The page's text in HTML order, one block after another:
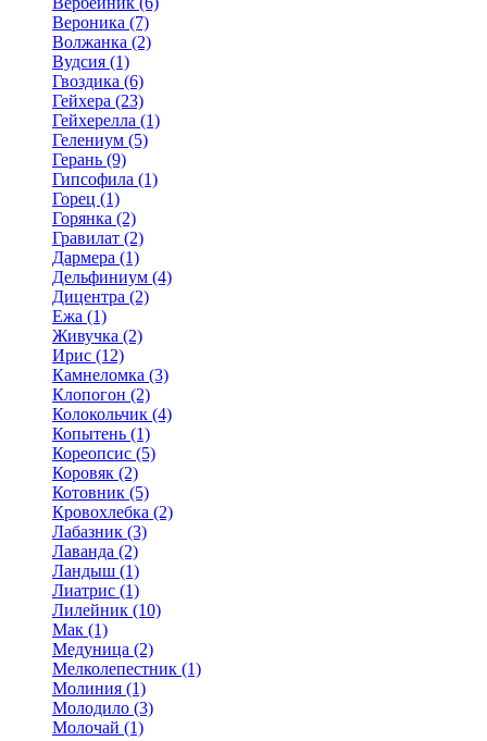
Вероника (7)
Волжанка (2)
Вудсия (1)
Гвоздика (6)
Гейхера (23)
Гейхерелла (1)
Гелениум (5)
Герань (9)
Гипсофила (1)
Горец (1)
Горянка (2)
Гравилат (2)
Дармера (1)
Дельфиниум (4)
Дицентра (2)
Ежа (1)
Живучка (2)
Ирис (12)
Камнеломка (3)
Клопогон (2)
Колокольчик (4)
Копытень (1)
Кореопсис (5)
Коровяк (2)
Котовник (5)
Кровохлебка (2)
Лабазник (3)
Лаванда (2)
Ландыш (1)
Лиатрис (1)
Лилейник (10)
Мак (1)
Медуница (2)
Мелколепестник (1)
Молиния (1)
Молодило (3)
Молочай (1)